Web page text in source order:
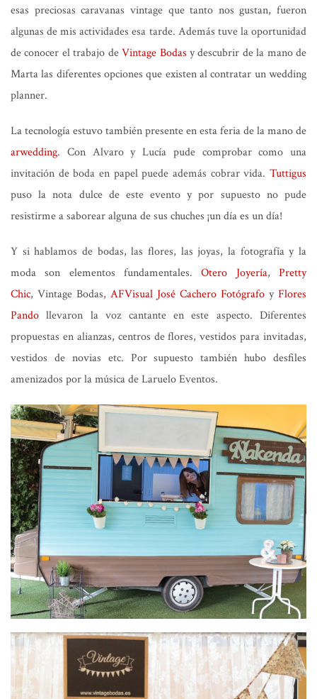
esas preciosas caravanas vintage que tanto nos gustan, fueron
algunas de mis actividades esa tarde. Además tuve la oportunidad
de conocer el trabajo deVintage Bodas y descubrir de la mano de
Marta las diferentes opciones que existen al contratar un wedding
planner.
La tecnología estuvo también presente en esta feria de la mano de
arwedding. Con Alvaro y Lucía pude comprobar como una
invitación de boda en papel puede además cobrar vida. Tuttigus
puso la nota dulce de este evento y por supuesto no pude
resistirme a saborear alguna de sus chuches ¡un día es un día!
Y si hablamos de bodas, las flores, las joyas, la fotografía y la
moda son elementos fundamentales.Otero Joyería,Pretty
Chic, Vintage Bodas, AFVisual José Cachero Fotógrafo y Flores
Pando llevaron la voz cantante en este aspecto. Diferentes
propuestas en alianzas, centros de flores, vestidos para invitadas,
vestidos de novias etc. Por supuesto también hubo desfiles
amenizados por la música de Laruelo Eventos.